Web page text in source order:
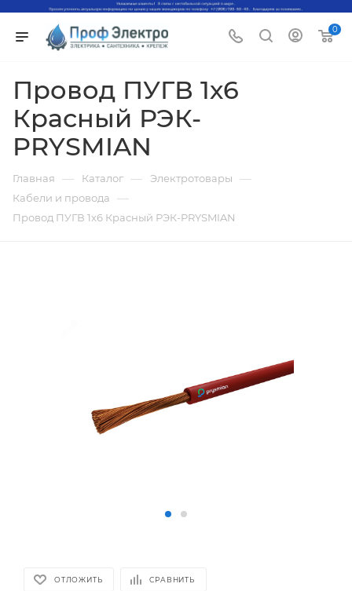
0
Провод ПУГВ 1х6
Красный РЭК-
PRYSMIAN
Главная — Каталог — Электротовары —
Кабели и провода —
Провод ПУГВ 1х6 Красный РЭК-PRYSMIAN
ОТЛОЖИТЬ СРАВНИТЬ